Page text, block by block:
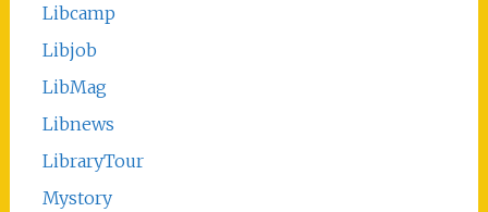
Libcamp
Libjob
LibMag
Libnews
LibraryTour
Mystory